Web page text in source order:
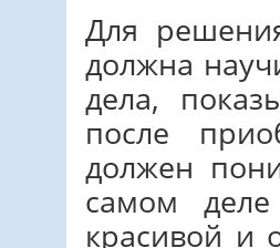
Для
должна
дела,
после
должен
самом
красивой и